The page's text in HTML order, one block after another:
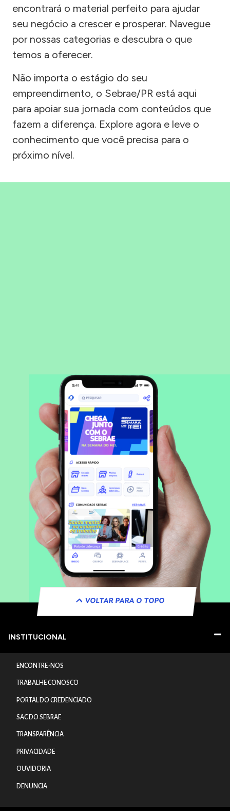
encontrará o material perfeito para ajudar
seu negócio a crescer e prosperar. Navegue
por nossas categorias e descubra o que
temos a oferecer.
Não importa o estágio do seu
empreendimento, o Sebrae/PR está aqui
para apoiar sua jornada com conteúdos que
fazem a diferença. Explore agora e leve o
conhecimento que você precisa para o
próximo nível.
VOLTAR PARA O TOPO
INSTITUCIONAL
ENCONTRE-NOS
TRABALHE CONOSCO
PORTAL DO CREDENCIADO
SAC DO SEBRAE
TRANSPARÊNCIA
PRIVACIDADE
OUVIDORIA
DENUNCIA